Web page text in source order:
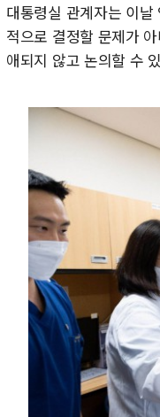
대통령실 관계자는 이
적으로 결정할 문제가
애되지 않고 논의할 수